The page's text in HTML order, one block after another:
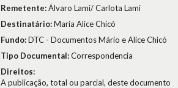
Remetente:Álvaro Lami/ Carlota Lami
Destinatário:Maria Alice Chicó
Fundo:DTC - Documentos Mário e Alice Chicó
Tipo Documental:Correspondencia
Direitos:
A publicação, total ou parcial, deste documento